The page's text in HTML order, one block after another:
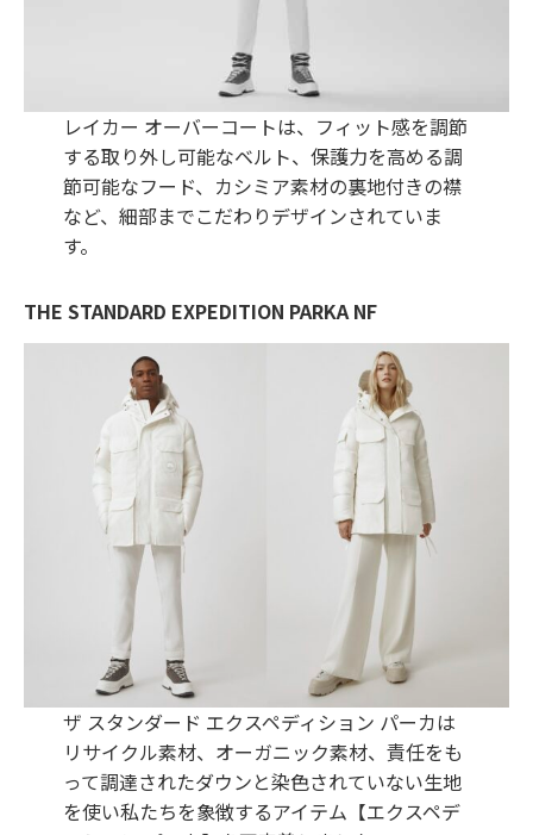
レイカー オーバーコートは、フィット感を調節
する取り外し可能なベルト、保護力を高める調
節可能なフード、カシミア素材の裏地付きの襟
など、細部までこだわりデザインされていま
す。
THE STANDARD EXPEDITION PARKA NF
ザ スタンダード エクスペディション パーカは
リサイクル素材、オーガニック素材、責任をも
って調達されたダウンと染色されていない生地
を使い私たちを象徴するアイテム【エクスペデ